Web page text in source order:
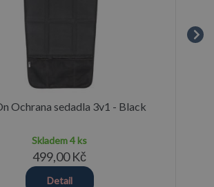
Ochrana sedadla 3v1 - Black
Skladem4 ks
499,00 Kč
Detail